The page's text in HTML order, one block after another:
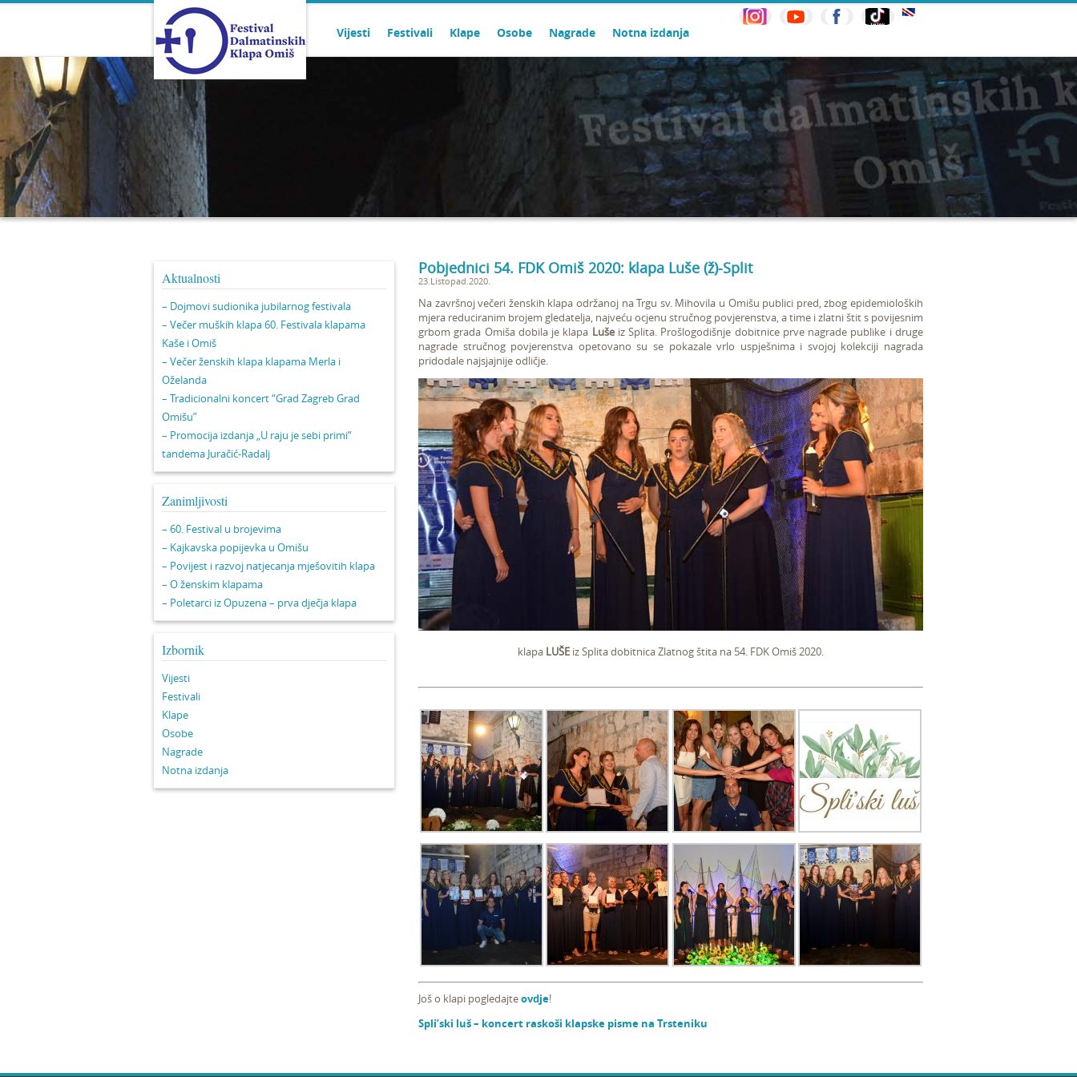
Vijesti Festivali Klape Osobe Nagrade Notna izdanja
Aktualnosti
– Dojmovi sudionika jubilarnog festivala
– Večer muških klapa 60. Festivala klapama
Kaše i Omiš
– Večer ženskih klapa klapama Merla i
Oželanda
– Tradicionalni koncert “Grad Zagreb Grad
Omišu”
– Promocija izdanja „U raju je sebi primi“
tandema Juračić-Radalj
Zanimljivosti
– 60. Festival u brojevima
– Kajkavska popijevka u Omišu
– Povijest i razvoj natjecanja mješovitih klapa
– O ženskim klapama
– Poletarci iz Opuzena – prva dječja klapa
Izbornik
Vijesti
Festivali
Klape
Osobe
Nagrade
Notna izdanja
Pobjednici 54. FDK Omiš 2020: klapa Luše (ž)-Split
23.Listopad.2020.
Na završnoj večeri ženskih klapa održanoj na Trgu sv. Mihovila u Omišu publici pred, zbog epidemioloških
mjera reduciranim brojem gledatelja, najveću ocjenu stručnog povjerenstva, a time i zlatni štit s povijesnim
grbom grada Omiša dobila je klapa Lušeiz Splita. Prošlogodišnje dobitnice prve nagrade publike i druge
nagrade stručnog povjerenstva opetovano su se pokazale vrlo uspješnima i svojoj kolekciji nagrada
pridodale najsjajnije odličje.
klapa LUŠE iz Splita dobitnica Zlatnog štita na 54. FDK Omiš 2020.
Još o klapi pogledajteovdje!
Spli’ski luš – koncert raskoši klapske pisme na Trsteniku